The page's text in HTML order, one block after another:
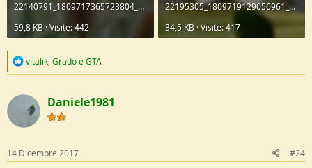
22140791_1809717365723804_82962104657376994_n.jpg
59,8 KB · Visite: 442
22195305_1809719129056961_881670449286026214_n.jpg
34,5 KB · Visite: 417
R
c
i
o
s
:
vitalik,GradoeGTA
Daniele1981
14 Dicembre 2017 #24